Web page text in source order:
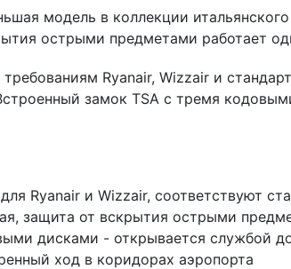
модель в коллекции
острыми предметами работает
Ryanair, Wizzair и
замок TSA с тремя
Ryanair и Wizzair, соответствуют
защита от вскрытия острыми
дисками - открывается службой
ход в коридорах аэропорта